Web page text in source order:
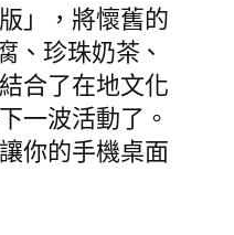
」，將懷舊的
、珍珠奶茶、
合了在地文化
一波活動了。
你的手機桌面